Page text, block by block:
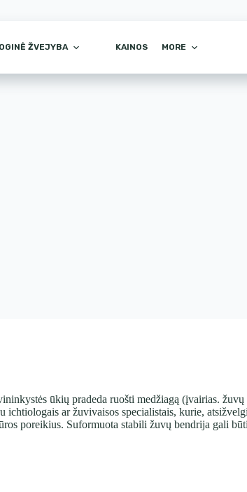
ŽVEJYBA KAINOS MORE
ūkių pradeda ruošti medžiagą (įvairias.
ar žuvivaisos specialistais, kurie,
poreikius. Suformuota stabili žuvų bendrija gali